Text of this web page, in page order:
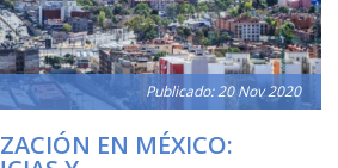
Publicado: 20 Nov 2020
EN MÉXICO: